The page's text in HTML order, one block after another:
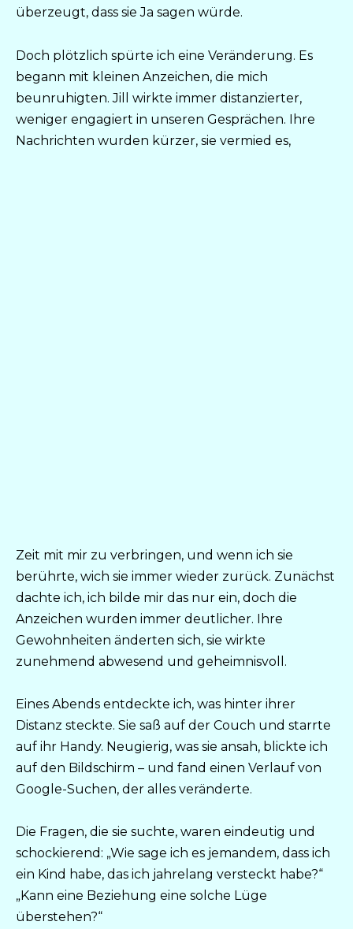
überzeugt, dass sie Ja sagen würde.
Doch plötzlich spürte ich eine Veränderung. Es
begann mit kleinen Anzeichen, die mich
beunruhigten. Jill wirkte immer distanzierter,
weniger engagiert in unseren Gesprächen. Ihre
Nachrichten wurden kürzer, sie vermied es,
Zeit mit mir zu verbringen, und wenn ich sie
berührte, wich sie immer wieder zurück. Zunächst
dachte ich, ich bilde mir das nur ein, doch die
Anzeichen wurden immer deutlicher. Ihre
Gewohnheiten änderten sich, sie wirkte
zunehmend abwesend und geheimnisvoll.
Eines Abends entdeckte ich, was hinter ihrer
Distanz steckte. Sie saß auf der Couch und starrte
auf ihr Handy. Neugierig, was sie ansah, blickte ich
auf den Bildschirm – und fand einen Verlauf von
Google-Suchen, der alles veränderte.
Die Fragen, die sie suchte, waren eindeutig und
schockierend: „Wie sage ich es jemandem, dass ich
ein Kind habe, das ich jahrelang versteckt habe?“
„Kann eine Beziehung eine solche Lüge
überstehen?“